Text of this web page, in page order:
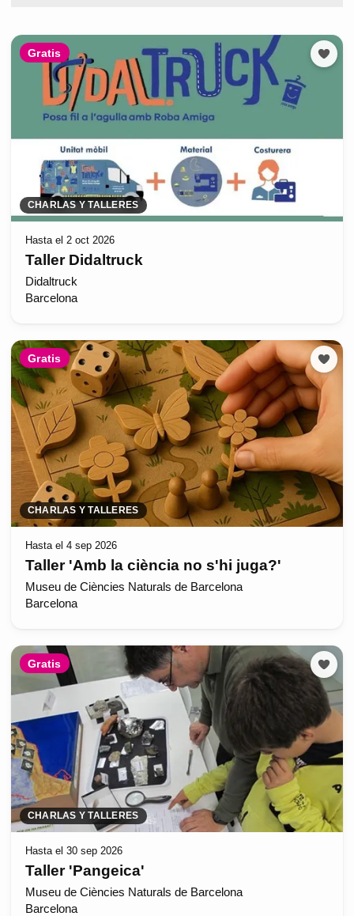
Gratis
CHARLAS Y TALLERES
Hasta el 2 oct 2026
Taller Didaltruck
Didaltruck
Barcelona
Gratis
CHARLAS Y TALLERES
Hasta el 4 sep 2026
Taller 'Amb la ciència no s'hi juga?'
Museu de Ciències Naturals de Barcelona
Barcelona
Gratis
CHARLAS Y TALLERES
Hasta el 30 sep 2026
Taller 'Pangeica'
Museu de Ciències Naturals de Barcelona
Barcelona